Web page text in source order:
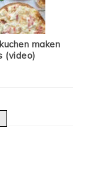
maken
(video)